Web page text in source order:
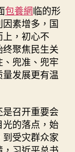
（开
局
之
年
中
国
经
质
量
发
展
包養網临的形
素增多，国
，初心不
聚焦民生关
兜准、兜牢
发展更有温
召开重要会
的落点，始
受灾群众家